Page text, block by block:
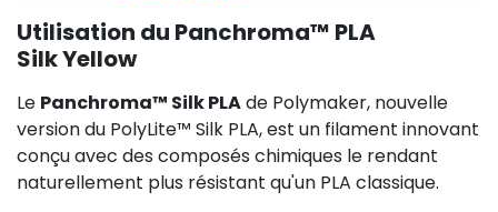
Utilisation du Panchroma™ PLA
Silk Yellow
Le Panchroma™ Silk PLAde Polymaker, nouvelle
version du PolyLite™ Silk PLA, est un filament innovant
conçu avec des composés chimiques le rendant
naturellement plus résistant qu'un PLA classique.